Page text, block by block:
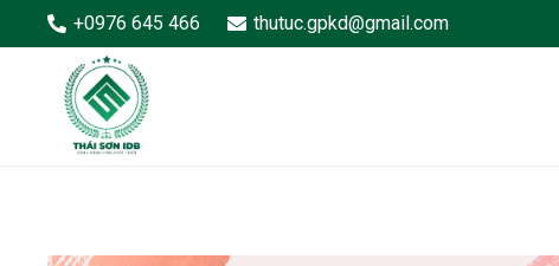
+0976 645 466 thutuc.gpkd@gmail.com